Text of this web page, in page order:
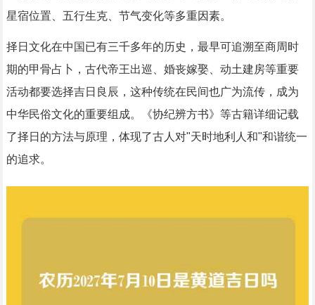
星宿位置、五行生克、节气变化等多重因素。
择日文化在中国已有三千多年的历史，最早可追溯至商周时
期的甲骨占卜，古代帝王出巡、婚丧嫁娶、动土建房等重要
活动都要选择吉日良辰，这种传统在民间也广为流传，成为
中华民俗文化的重要组成。《协纪辨方书》等古籍详细记载
了择日的方法与原理，体现了古人对"天时地利人和"和谐统一
的追求。